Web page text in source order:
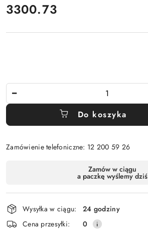
Cena:
3300.73
Do koszyka
Zamówienie telefoniczne: 12 200 59 26
Wyślij
dostawa
Zamów w ciągu
a paczkę wyślemy dziś
Wysyłka w ciągu:
24 godziny
Cena przesyłki:
0